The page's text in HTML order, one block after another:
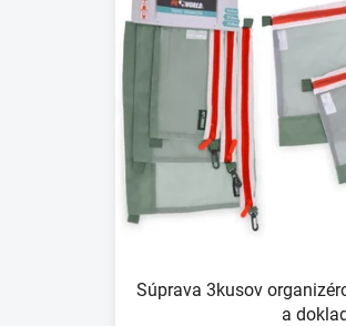
Súprava 3kusov
a